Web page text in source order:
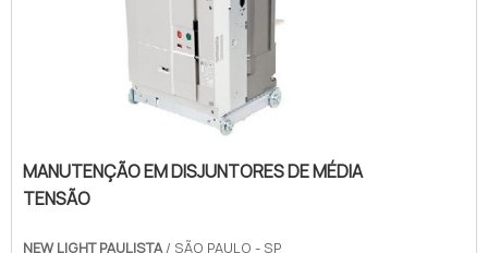
Bom custo benefício; Segurança; Entre
outros pontos positivos.SAIBA.
MANUTENÇÃO EM DISJUNTORES DE MÉDIA
TENSÃO
NEW LIGHT PAULISTA/ SÃO PAULO - SP